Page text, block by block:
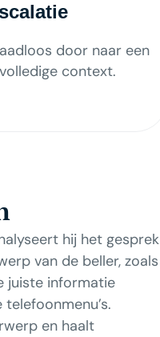
door naar een
context.
hij het gesprek
van de beller, zoals
juiste informatie
en haalt